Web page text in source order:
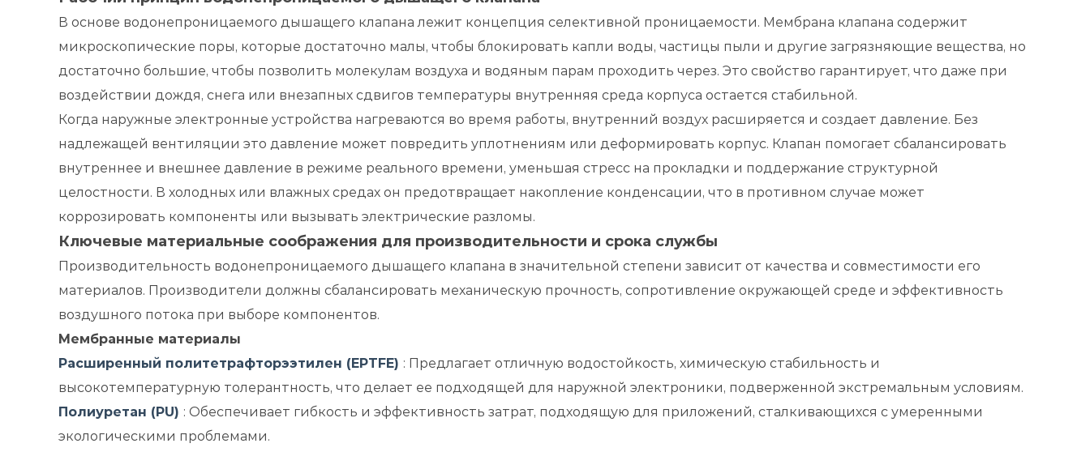
В основе водонепроницаемого дышащего клапана лежит концепция селективной проницаемости. Мембрана клапана содержит
микроскопические поры, которые достаточно малы, чтобы блокировать капли воды, частицы пыли и другие загрязняющие вещества, но
достаточно большие, чтобы позволить молекулам воздуха и водяным парам проходить через. Это свойство гарантирует, что даже при
воздействии дождя, снега или внезапных сдвигов температуры внутренняя среда корпуса остается стабильной.
Когда наружные электронные устройства нагреваются во время работы, внутренний воздух расширяется и создает давление. Без
надлежащей вентиляции это давление может повредить уплотнениям или деформировать корпус. Клапан помогает сбалансировать
внутреннее и внешнее давление в режиме реального времени, уменьшая стресс на прокладки и поддержание структурной
целостности. В холодных или влажных средах он предотвращает накопление конденсации, что в противном случае может
коррозировать компоненты или вызывать электрические разломы.
Ключевые материальные соображения для производительности и срока службы
Производительность водонепроницаемого дышащего клапана в значительной степени зависит от качества и совместимости его
материалов. Производители должны сбалансировать механическую прочность, сопротивление окружающей среде и эффективность
воздушного потока при выборе компонентов.
Мембранные материалы
Расширенный политетрафторээтилен (EPTFE) : Предлагает отличную водостойкость, химическую стабильность и
высокотемпературную толерантность, что делает ее подходящей для наружной электроники, подверженной экстремальным условиям.
Полиуретан (PU) : Обеспечивает гибкость и эффективность затрат, подходящую для приложений, сталкивающихся с умеренными
экологическими проблемами.